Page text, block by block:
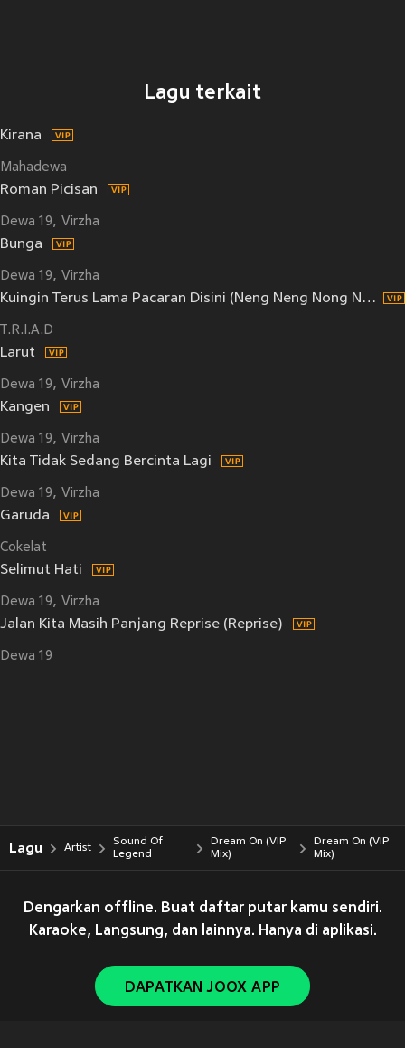
Lagu terkait
Kirana
Mahadewa
Roman Picisan
Dewa 19 Virzha
Bunga
Dewa 19 Virzha
Kuingin Terus Lama Pacaran Disini (Neng Neng Nong Neng)
T.R.I.A.D
Larut
Dewa 19 Virzha
Kangen
Dewa 19 Virzha
Kita Tidak Sedang Bercinta Lagi
Dewa 19 Virzha
Garuda
Cokelat
Selimut Hati
Dewa 19 Virzha
Jalan Kita Masih Panjang Reprise (Reprise)
Dewa 19
Lagu Artist
Sound Of
Legend
Dream On (VIP
Mix)
Dream On (VIP
Mix)
Dengarkan offline. Buat daftar putar kamu sendiri.
Karaoke, Langsung, dan lainnya. Hanya di aplikasi.
DAPATKAN JOOX APP